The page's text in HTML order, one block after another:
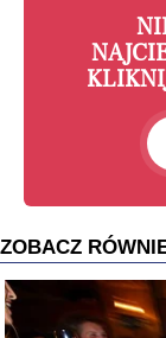
ZOBACZ